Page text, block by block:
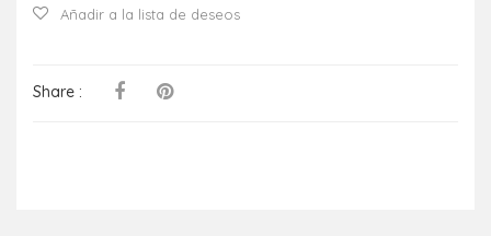
Añadir a la lista de deseos
Share :